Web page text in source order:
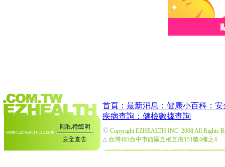
首頁： 最新消息： 健康小百科： 安
疾病查詢： 健檢數據查詢
© Copyright EZHEALTH INC. 2008 All Rights
△ 台灣403台中市西區五權五街151號4樓之4